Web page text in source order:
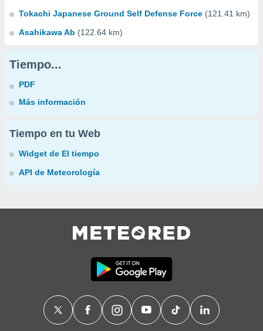
Tokachi Japanese Ground Self Defense Force (121.41 km)
Asahikawa Ab (122.64 km)
Tiempo...
PDF
Más información
Tiempo en tu Web
Widget de El tiempo
API de Meteorología